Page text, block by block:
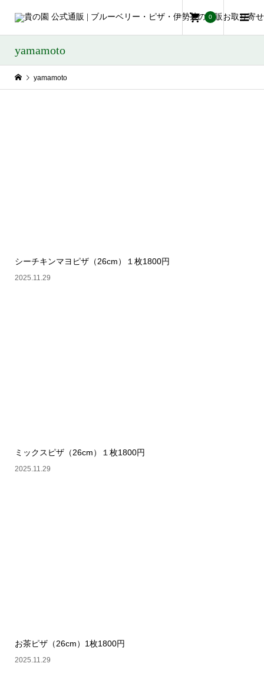
0
yamamoto
yamamoto
シーチキンマヨピザ（26cm）１枚1800円
2025.11.29
ミックスピザ（26cm）１枚1800円
2025.11.29
お茶ピザ（26cm）1枚1800円
2025.11.29